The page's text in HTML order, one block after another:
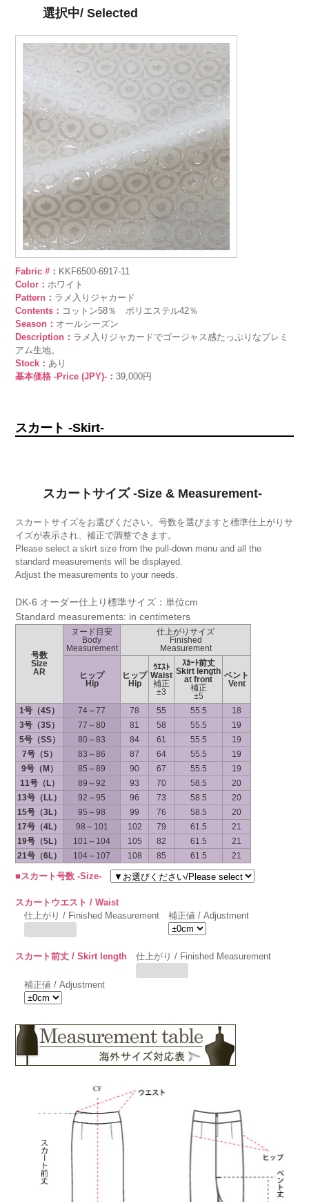
選択中/ Selected
Fabric #： KKF6500-6917-11
Color：ホワイト
Pattern： ラメ入りジャカード
Contents： コットン58％ ポリエステル42％
Season： オールシーズン
Description： ラメ入りジャカードでゴージャス感たっぷりなプレミ
アム生地。
Stock：あり
基本価格 -Price (JPY)-：39,000円
スカート -Skirt-
スカートサイズ -Size & Measurement-
スカートサイズをお選びください。号数を選びますと標準仕上がりサ
イズが表示され、補正で調整できます。
Please select a skirt size from the pull-down menu and all the
standard measurements will be displayed.
Adjust the measurements to your needs.
DK-6 オーダー仕上り標準サイズ：単位cm
Standard measurements: in centimeters
号数
Size
AR
ヌード目安
Body
Measurement
仕上がりサイズ
Finished
Measurement
ヒップ
Hip
ヒップ
Hip
ｳｴｽﾄ
Waist
補正
±3
ｽｶｰﾄ前丈
Skirt length
at front
補正
±5
ベント
Vent
1号（4S） 74～77 78 55 55.5
18
3号（3S）
77～80 81 58 55.5
19
5号（SS）
80～83 84 61 55.5
19
7号（S）
83～86 87 64 55.5
19
9号（M）
85～89 90 67 55.5
19
11号（L）
89～92 93 70 58.5
20
13号（LL）
92～95 96 73 58.5
20
15号（3L）
95～98 99 76 58.5
20
17号（4L）
98～101 102 79 61.5
21
19号（5L）
101～104 105 82 61.5
21
21号（6L）
104～107 108 85 61.5 21
■スカート号数 -Size-
スカートウエスト / Waist
仕上がり / Finished Measurement
補正値 / Adjustment
スカート前丈 / Skirt length 仕上がり / Finished Measurement
補正値 / Adjustment